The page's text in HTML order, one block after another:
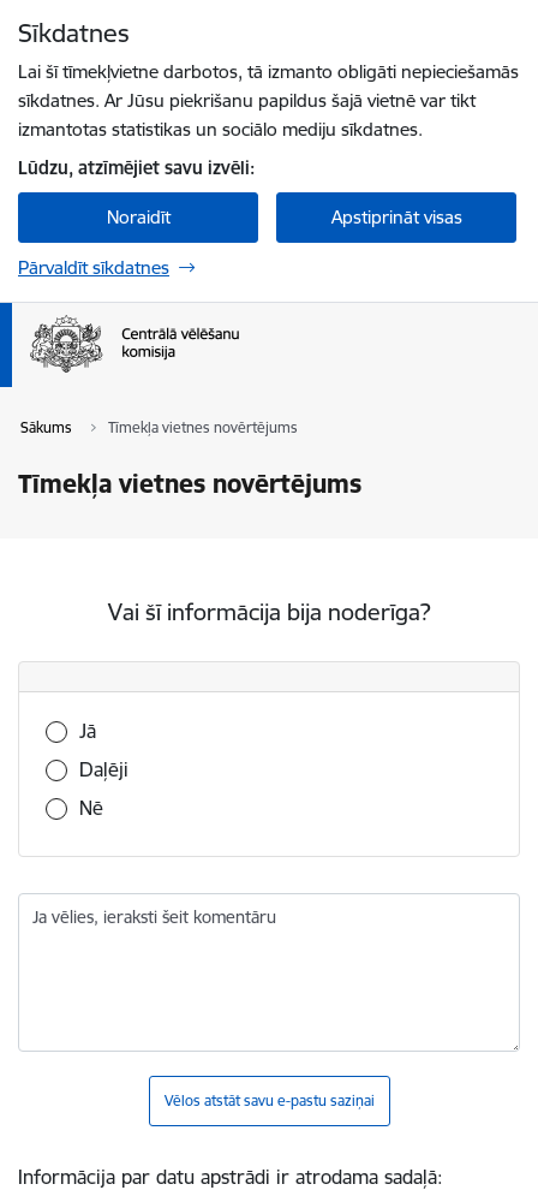
Sīkdatnes
Lai šī tīmekļvietne darbotos, tā izmanto obligāti nepieciešamās
sīkdatnes. Ar Jūsu piekrišanu papildus šajā vietnē var tikt
izmantotas statistikas un sociālo mediju sīkdatnes.
Lūdzu, atzīmējiet savu izvēli:
Noraidīt Apstiprināt visas
Pārvaldīt sīkdatnes
Sākums Tīmekļa vietnes novērtējums
Tīmekļa vietnes novērtējums
Vai šī informācija bija noderīga?
Vai šī informācija bija noderīga?
Jā
Daļēji
Nē
Ja vēlies, ieraksti šeit komentāru
Vēlos atstāt savu e-pastu saziņai
Informācija par datu apstrādi ir atrodama sadaļā: